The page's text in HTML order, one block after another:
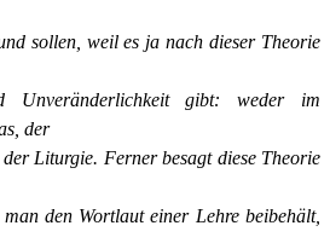
sollen, weil es ja nach dieser Theorie
Unveränderlichkeit gibt: weder im
der
Liturgie. Ferner besagt diese Theorie
man den Wortlaut einer Lehre beibehält,